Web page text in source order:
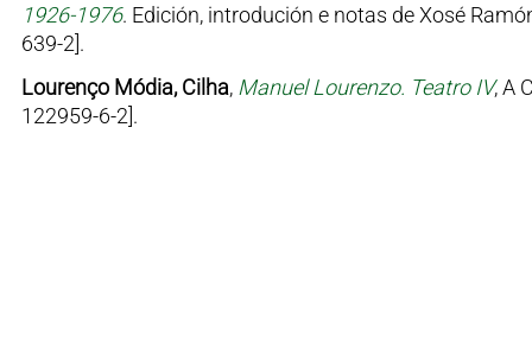
1926-1976. Edición, introdución e notas de Xosé
639-2].
Lourenço Módia, Cilha, Manuel Lourenzo. Teatro IV, A
122959-6-2].